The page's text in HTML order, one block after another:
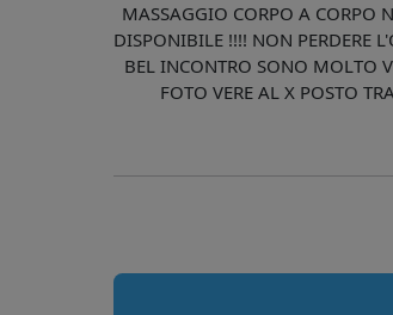
MASSAGGIO CORPO A CORPO
DISPONIBILE !!!! NON PERDERE
BEL INCONTRO SONO MOLTO
FOTO VERE AL X POSTO